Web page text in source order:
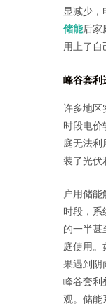
显减少，
储能后家
用上了自
峰谷套利
许多地区
时段电价
庭无法利
装了光伏
户用储
时段，系
的一半甚
庭使用。
果遇到阴
峰谷套利
观。储能